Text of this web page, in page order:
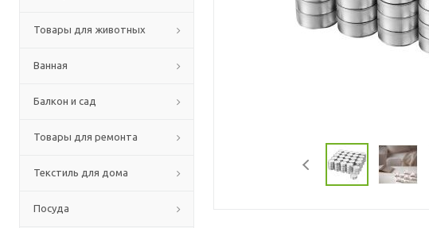
Товары для животных
Ванная
Балкон и сад
Товары для ремонта
Текстиль для дома
Посуда